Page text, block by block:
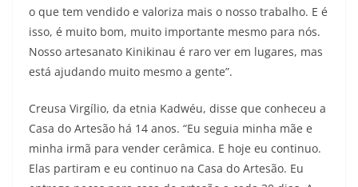
o que tem vendido e valoriza mais o nosso trabalho. E é
isso, é muito bom, muito importante mesmo para nós.
Nosso artesanato Kinikinau é raro ver em lugares, mas
está ajudando muito mesmo a gente”.
Creusa Virgílio, da etnia Kadwéu, disse que conheceu a
Casa do Artesão há 14 anos. “Eu seguia minha mãe e
minha irmã para vender cerâmica. E hoje eu continuo.
Elas partiram e eu continuo na Casa do Artesão. Eu